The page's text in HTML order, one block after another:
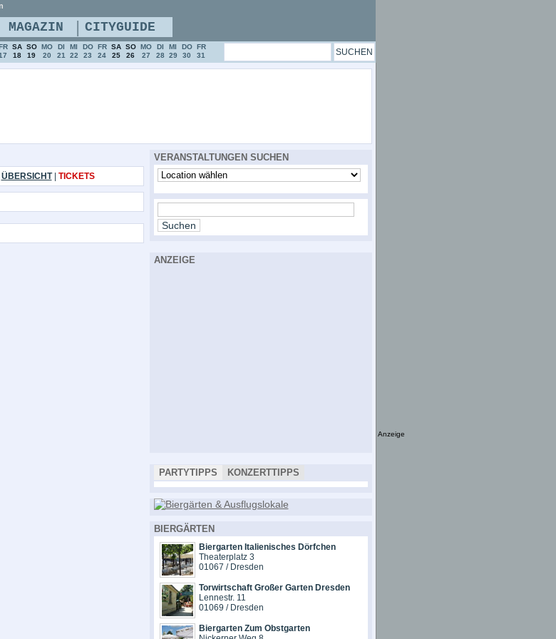
ÜBERSICHT| TICKETS
VERANSTALTUNGEN SUCHEN
ANZEIGE
PARTYTIPPS KONZERTTIPPS
BIERGÄRTEN
Biergarten Italienisches Dörfchen
Theaterplatz 3
01067 / Dresden
Torwirtschaft Großer Garten Dresden
Lennestr. 11
01069 / Dresden
Biergarten Zum Obstgarten
MAGAZIN | CITYGUIDE
SA
18
SO
19
MO
20
DI
21
MI
22
DO
23
FR
24
SA
25
SO
26
MO
27
DI
28
MI
29
DO
30
FR
31
Anzeige